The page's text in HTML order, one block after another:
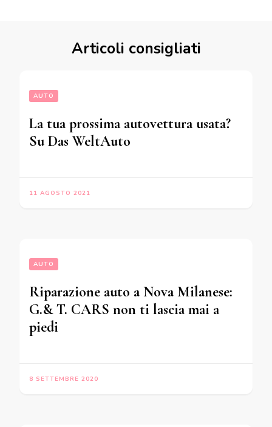
Articoli consigliati
AUTO
La tua prossima autovettura usata?
Su Das WeltAuto
11 AGOSTO 2021
AUTO
Riparazione auto a Nova Milanese:
G.& T. CARS non ti lascia mai a
piedi
8 SETTEMBRE 2020